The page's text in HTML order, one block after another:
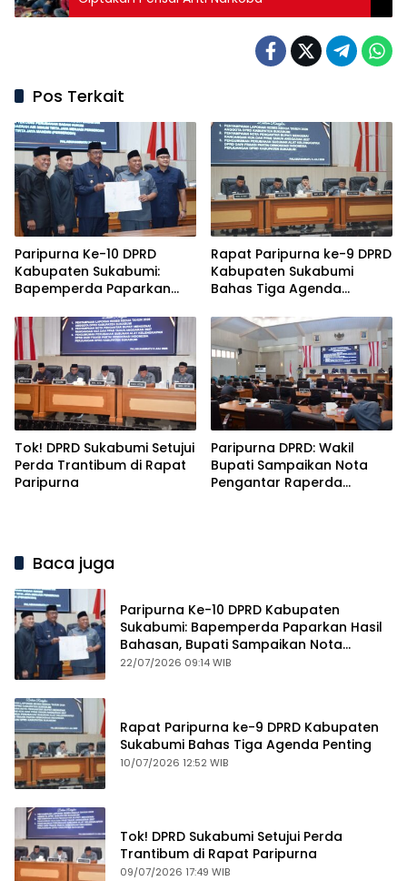
Pos Terkait
Paripurna Ke-10 DPRD
Kabupaten Sukabumi:
Bapemperda Paparkan
Sampaikan Nota
Pengantar PDAM
Rapat Paripurna ke-9 DPRD
Kabupaten Sukabumi
Bahas Tiga Agenda
Tok! DPRD Sukabumi Setujui
Perda Trantibum di Rapat
Paripurna
Paripurna DPRD: Wakil
Bupati Sampaikan Nota
Pengantar Raperda
Baca juga
Paripurna Ke-10 DPRD Kabupaten
Sukabumi: Bapemperda Paparkan Hasil
Bahasan, Bupati Sampaikan Nota
Pengantar PDAM
22/07/2026 09:14 WIB
Rapat Paripurna ke-9 DPRD Kabupaten
Sukabumi Bahas Tiga Agenda Penting
10/07/2026 12:52 WIB
Tok! DPRD Sukabumi Setujui Perda
Trantibum di Rapat Paripurna
09/07/2026 17:49 WIB